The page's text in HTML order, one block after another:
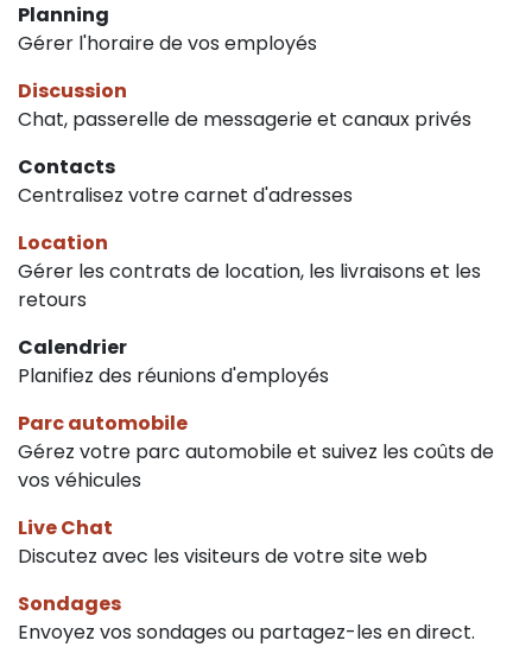
Planning
Gérer l'horaire de vos employés
Discussion
Chat, passerelle de messagerie et canaux privés
Contacts
Centralisez votre carnet d'adresses
Location
Gérer les contrats de location, les livraisons et les
retours
Calendrier
Planifiez des réunions d'employés
Parc automobile
Gérez votre parc automobile et suivez les coûts de
vos véhicules
Live Chat
Discutez avec les visiteurs de votre site web
Sondages
Envoyez vos sondages ou partagez-les en direct.